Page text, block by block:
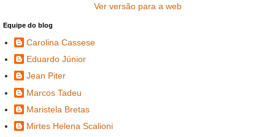
Ver versão para a web
Equipe do blog
Carolina Cassese
Eduardo Júnior
Jean Piter
Marcos Tadeu
Maristela Bretas
Mirtes Helena Scalioni